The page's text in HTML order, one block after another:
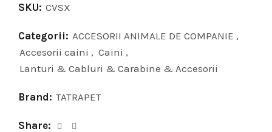
SKU: CVSX
Categorii: ACCESORII ANIMALE DE COMPANIE ,
Accesorii caini , Caini ,
Lanturi & Cabluri & Carabine & Accesorii
Brand: TATRAPET
Share